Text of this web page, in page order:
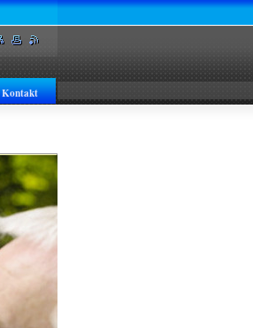
Kontakt